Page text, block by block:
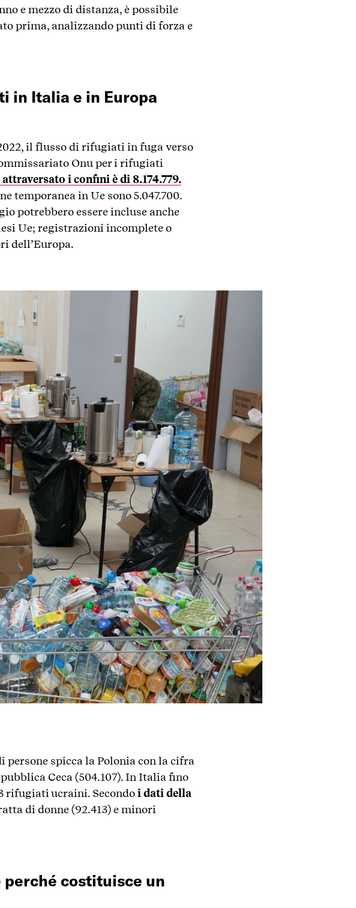
e mezzo di distanza, è possibile
prima, analizzando punti di forza e
in Italia e in Europa
il flusso di rifugiati in fuga verso
Onu per i rifugiati
i confini è di 8.174.779.
temporanea in Ue sono 5.047.700.
potrebbero essere incluse anche
Ue; registrazioni incomplete o
dell’Europa.
spicca la Polonia con la cifra
Ceca (504.107). In Italia fino
rifugiati ucraini. Secondoi dati della
di donne (92.413) e minori
costituisce un